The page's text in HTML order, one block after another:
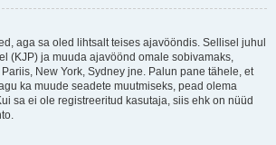
aga sa oled lihtsalt teises ajavööndis. Sellisel juhul
(KJP) ja muuda ajavöönd omale sobivamaks,
New York, Sydney jne. Palun pane tähele, et
ka muude seadete muutmiseks, pead olema
sa ei ole registreeritud kasutaja, siis ehk on nüüd